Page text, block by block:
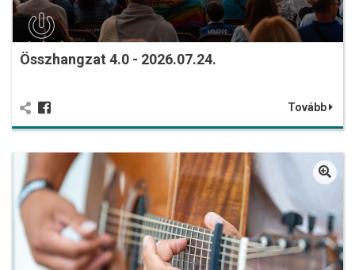
Összhangzat 4.0 - 2026.07.24.
Tovább